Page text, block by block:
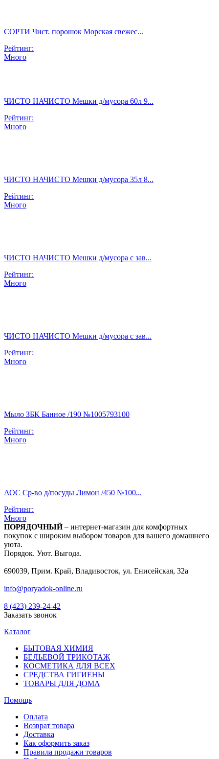
СОРТИ Чист. порошок Морская свежес...
Рейтинг:
Много
ЧИСТО НАЧИСТО Мешки д/мусора 60л 9...
Рейтинг:
Много
ЧИСТО НАЧИСТО Мешки д/мусора 35л 8...
Рейтинг:
Много
ЧИСТО НАЧИСТО Мешки д/мусора с зав...
Рейтинг:
Много
ЧИСТО НАЧИСТО Мешки д/мусора с зав...
Рейтинг:
Много
Мыло ЗБК Банное /190 №1005793100
Рейтинг:
Много
АОС Ср-во д/посуды Лимон /450 №100...
Рейтинг:
Много
ПОРЯДОЧНЫЙ– интернет-магазин для комфортных
покупок с широким выбором товаров для вашего домашнего
уюта.
Порядок. Уют. Выгода.
690039, Прим. Край, Владивосток, ул. Енисейская, 32а
info@poryadok-online.ru
8 (423) 239-24-42
Заказать звонок
Каталог
БЫТОВАЯ ХИМИЯ
БЕЛЬЕВОЙ ТРИКОТАЖ
КОСМЕТИКА ДЛЯ ВСЕХ
СРЕДСТВА ГИГИЕНЫ
ТОВАРЫ ДЛЯ ДОМА
Помощь
Оплата
Возврат товара
Доставка
Как оформить заказ
Правила продажи товаров